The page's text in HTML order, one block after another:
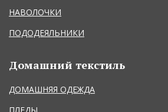
НАВОЛОЧКИ
ПОДОДЕЯЛЬНИКИ
Домашний текстиль
ДОМАШНЯЯ ОДЕЖДА
ПЛЕДЫ